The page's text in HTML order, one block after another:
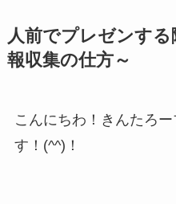
人前でプレゼンす
報収集の仕方～
こんにちわ！きんたろ
す！(^^)！